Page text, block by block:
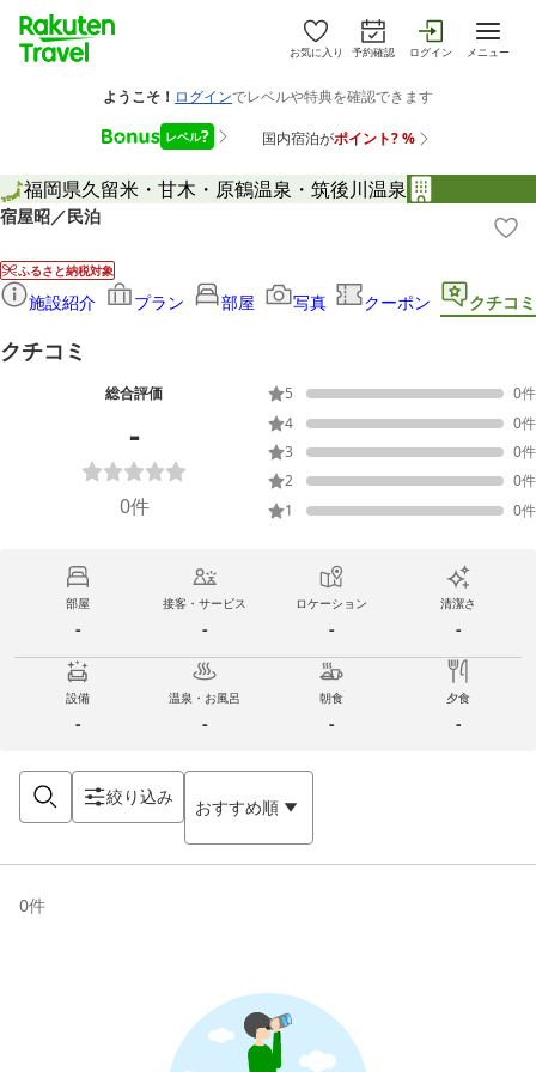
お気に入り 予約確認 ログイン メニュー
福岡県久留米・甘木・原鶴温泉・筑後川温泉
宿屋昭／民泊
ふるさと納税対象
施設紹介 プラン 部屋 写真 クーポン クチコミ
クチコミ
総合評価
-
0件
5 0件
4
0件
3
0件
2
0件
1
0件
部屋
-
接客・サービス
-
ロケーション
-
清潔さ
-
設備
-
温泉・お風呂
-
朝食
-
夕食
-
絞り込み おすすめ順
0件